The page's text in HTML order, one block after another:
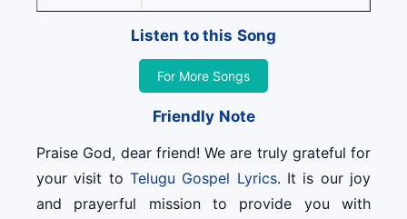
Listen to this Song
For More Songs
Friendly Note
Praise God, dear friend! We are truly grateful for
your visit to Telugu Gospel Lyrics. It is our joy
and prayerful mission to provide you with